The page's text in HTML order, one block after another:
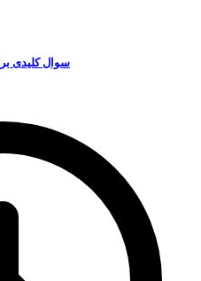
۶ سوال کلیدی